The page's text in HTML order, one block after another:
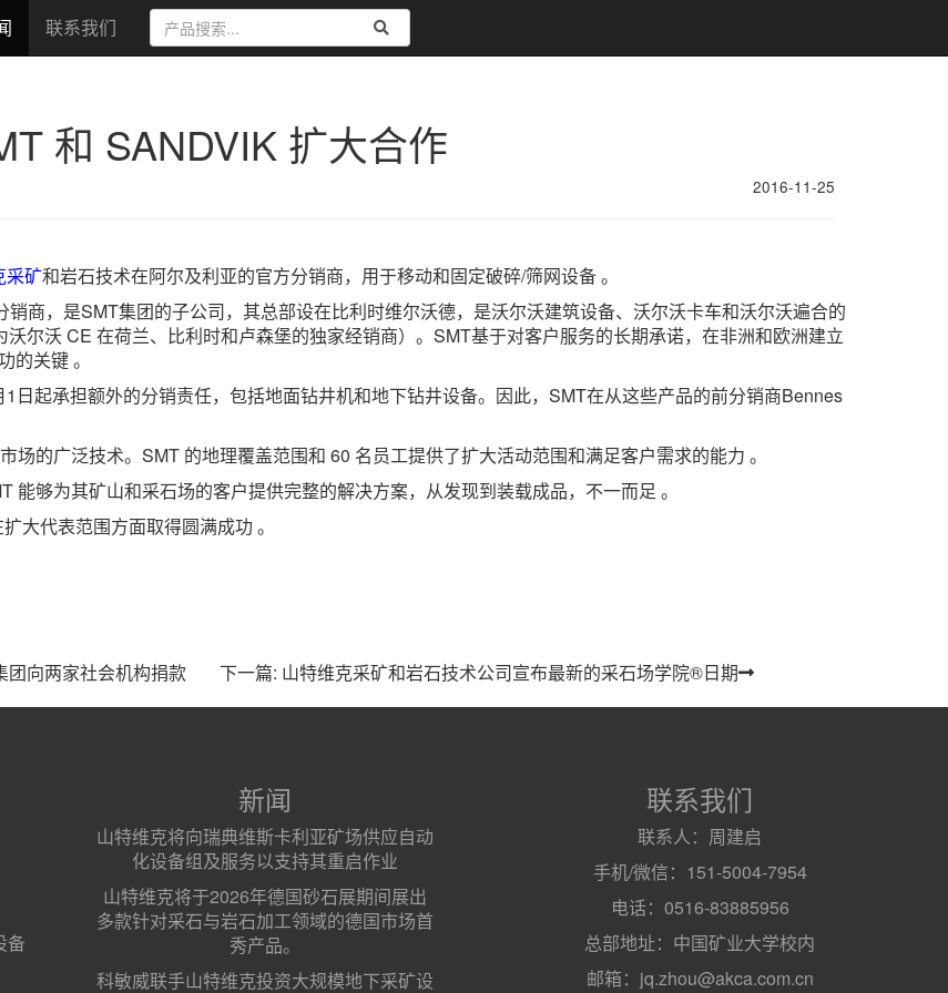
联系我们
和 SANDVIK 扩大合作
2016-11-25
采矿和岩石技术在阿尔及利亚的官方分销商，用于移动和固定破碎/筛网设备 。
商，是SMT集团的子公司，其总部设在比利时维尔沃德，是沃尔沃建筑设备、沃尔沃卡车和沃尔沃遍合的
尔沃 CE 在荷兰、比利时和卢森堡的独家经销商）。SMT基于对客户服务的长期承诺，在非洲和欧洲建立
关键 。
日起承担额外的分销责任，包括地面钻井机和地下钻井设备。因此，SMT在从这些产品的前分销商Bennes
场的广泛技术。SMT 的地理覆盖范围和 60 名员工提供了扩大活动范围和满足客户需求的能力 。
能够为其矿山和采石场的客户提供完整的解决方案，从发现到装载成品，不一而足 。
大代表范围方面取得圆满成功 。
团向两家社会机构捐款 下一篇: 山特维克采矿和岩石技术公司宣布最新的采石场学院®日期
备
新闻
山特维克将向瑞典维斯卡利亚矿场供应自动
化设备组及服务以支持其重启作业
山特维克将于2026年德国砂石展期间展出
多款针对采石与岩石加工领域的德国市场首
秀产品。
科敏威联手山特维克投资大规模地下采矿设
联系我们
联系人：周建启
手机/微信：151-5004-7954
电话：0516-83885956
总部地址：中国矿业大学校内
邮箱：jq.zhou@akca.com.cn